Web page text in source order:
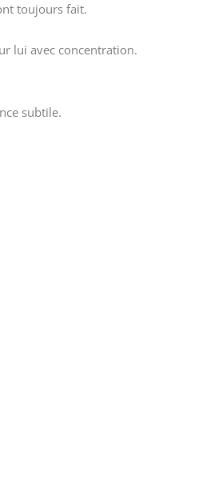
toujours fait.
lui avec concentration.
subtile.